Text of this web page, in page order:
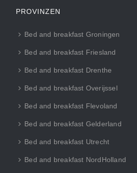
PROVINZEN
Bed and breakfast Groningen
Bed and breakfast Friesland
Bed and breakfast Drenthe
Bed and breakfast Overijssel
Bed and breakfast Flevoland
Bed and breakfast Gelderland
Bed and breakfast Utrecht
Bed and breakfast NordHolland